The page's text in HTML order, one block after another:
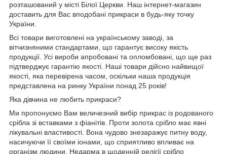
розташований у місті Білої Церкви. Наш інтернет-магазин
доставить для Вас вподобані прикраси в будь-яку точку
України.
Всі товари виготовлені на українському заводі, за
вітчизняними стандартами, що гарантує високу якість
продукції. Усі вироби апробовані та опломбовані, що ще раз
підтверджує гарантію якості. Наші товари дійсно найвищої
якості, яка перевірена часом, оскільки наша продукція
представлена на ринку України понад 25 років!
Яка дівчина не любить прикраси?
Ми пропонуємо Вам величезний вибір прикрас із родованого
срібла зі вставками з фіанітів. Проти золота срібло має явні
лікувальні властивості. Вона чудово знезаражує питну воду,
насичуючи її своїми іонами, що сприятливо впливає на
організм людини. Недарма в щоденній релігії срібло